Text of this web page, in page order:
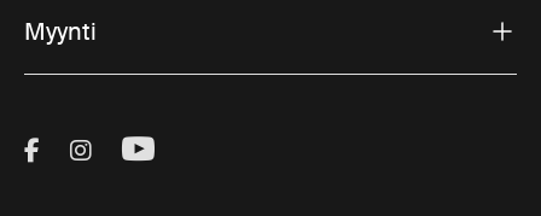
Myynti
Visit Thule on Facebook (external link)
Visit Thule on Instagram (external link)
Visit Thule on Youtube (external